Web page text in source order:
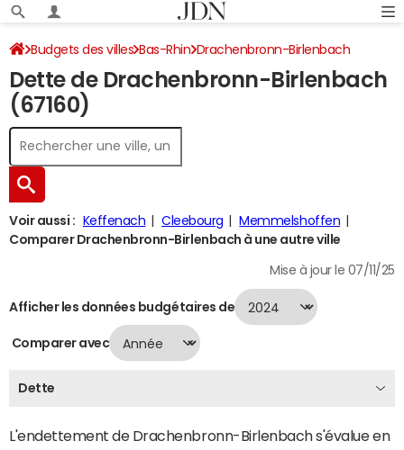
Budgets des villes Bas-Rhin Drachenbronn-Birlenbach
Dette au 31/12/2024
Dette de Drachenbronn-Birlenbach
(67160)
Voir aussi : Keffenach Cleebourg
Memmelshoffen
Comparer Drachenbronn-Birlenbach à une autre ville
Mise à jour le 07/11/25
Afficher les données budgétaires de
Comparer avec
Dette
L'endettement de Drachenbronn-Birlenbach s'évalue en